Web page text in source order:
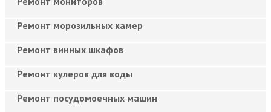
Ремонт морозильных камер
Ремонт винных шкафов
Ремонт кулеров для воды
Ремонт посудомоечных машин